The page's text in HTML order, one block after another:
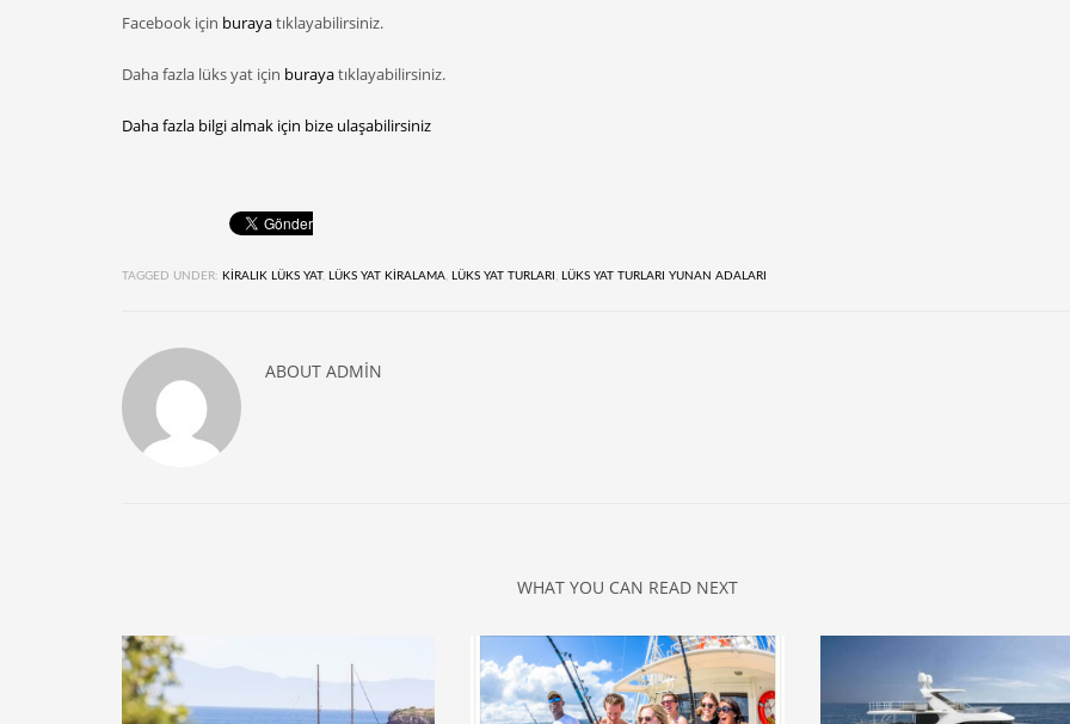
Facebook için burayatıklayabilirsiniz.
Daha fazla lüks yat için burayatıklayabilirsiniz.
Daha fazla bilgi almak için bize ulaşabilirsiniz
TAGGED UNDER: KIRALIK LÜKS YAT, LÜKS YAT KIRALAMA LÜKS YAT TURLARI LÜKS YAT TURLARI YUNAN ADALARI
ABOUT ADMIN
WHAT YOU CAN READ NEXT